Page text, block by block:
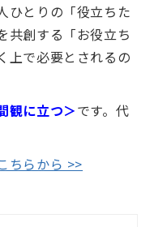
ひとりの「役立ちた
共創する「お役立ち
上で必要とされるの
観に立つ＞です。代
ちらから >>